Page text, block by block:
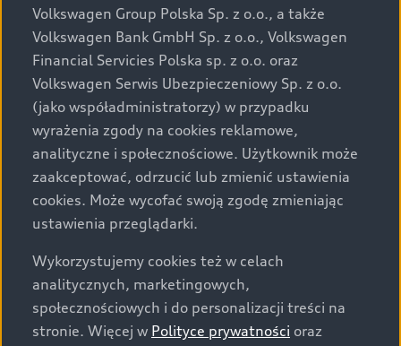
przewidzianej na rynek polski. Zamieszczone zdjęcia
mogą przedstawiać wyposażenie opcjonalne, dostępne
za dopłatą. Wiążące ustalenie ceny, wyposażenia i
specyfikacji pojazdu następują w umowie sprzedaży, a
określenie parametrów technicznych zawiera
świadectwo homologacji typu pojazdu. Zastrzegamy
sobie prawo do zmian i pomyłek. Wszelkie informacje
prezentowane na stronie są aktualne na dzień ich
zamieszczania. W celu uzyskania najnowszych
informacji prosimy kontaktować się z Partnerem Marki
Audi.
Wszystkie produkowane obecnie samochody marki Audi
są wykonywane z materiałów spełniających pod
względem możliwości odzysku i recyklingu wymagania
określone w normie ISO 22628 i są zgodne z
Volkswagen Group Polska Sp. z o.o., a także
Volkswagen Bank GmbH Sp. z o.o., Volkswagen
Financial Servicies Polska sp. z o.o. oraz
Volkswagen Serwis Ubezpieczeniowy Sp. z o.o.
(jako współadministratorzy) w przypadku
wyrażenia zgody na cookies reklamowe,
analityczne i społecznościowe. Użytkownik może
zaakceptować, odrzucić lub zmienić ustawienia
cookies. Może wycofać swoją zgodę zmieniając
ustawienia przeglądarki.
Wykorzystujemy cookies też w celach
analitycznych, marketingowych,
społecznościowych i do personalizacji treści na
stronie. Więcej w Polityce prywatności oraz